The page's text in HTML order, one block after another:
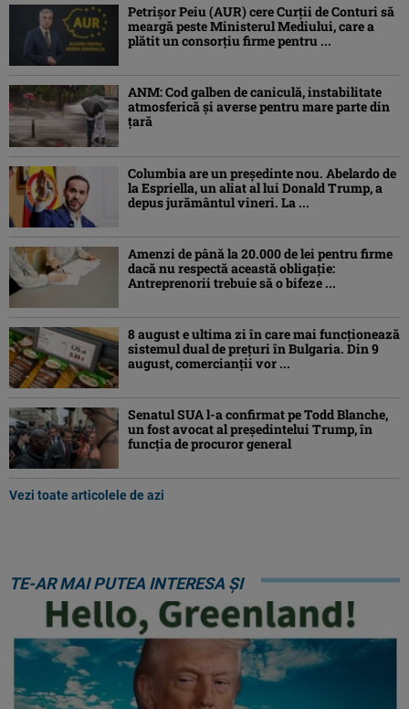
Petrişor Peiu (AUR) cere Curții de Conturi să
meargă peste Ministerul Mediului, care a
plătit un consorţiu firme pentru ...
ANM: Cod galben de caniculă, instabilitate
atmosferică și averse pentru mare parte din
țară
Columbia are un președinte nou. Abelardo de
la Espriella, un aliat al lui Donald Trump, a
depus jurământul vineri. La ...
Amenzi de până la 20.000 de lei pentru firme
dacă nu respectă această obligație:
Antreprenorii trebuie să o bifeze ...
8 august e ultima zi în care mai funcționează
sistemul dual de prețuri în Bulgaria. Din 9
august, comercianții vor ...
Senatul SUA l-a confirmat pe Todd Blanche,
un fost avocat al președintelui Trump, în
funcția de procuror general
Vezi toate articolele de azi
TE-AR MAI PUTEA INTERESA ȘI